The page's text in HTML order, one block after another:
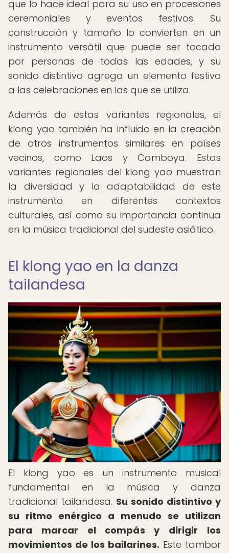
que lo hace ideal para su uso en procesiones
ceremoniales y eventos festivos. Su
construcción y tamaño lo convierten en un
instrumento versátil que puede ser tocado
por personas de todas las edades, y su
sonido distintivo agrega un elemento festivo
a las celebraciones en las que se utiliza.
Además de estas variantes regionales, el
klong yao también ha influido en la creación
de otros instrumentos similares en países
vecinos, como Laos y Camboya. Estas
variantes regionales del klong yao muestran
la diversidad y la adaptabilidad de este
instrumento en diferentes contextos
culturales, así como su importancia continua
en la música tradicional del sudeste asiático.
El klong yao en la danza
tailandesa
El klong yao es un instrumento musical
fundamental en la música y danza
tradicional tailandesa. Su sonido distintivo y
su ritmo enérgico a menudo se utilizan
para marcar el compás y dirigir los
movimientos de los bailarines. Este tambor